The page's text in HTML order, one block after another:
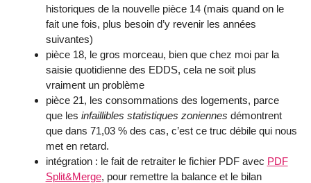
historiques de la nouvelle pièce 14 (mais quand on le
fait une fois, plus besoin d’y revenir les années
suivantes)
pièce 18, le gros morceau, bien que chez moi par la
saisie quotidienne des EDDS, cela ne soit plus
vraiment un problème
pièce 21, les consommations des logements, parce
que les infaillibles statistiques zoniennes démontrent
que dans 71,03 % des cas, c’est ce truc débile qui nous
met en retard.
intégration : le fait de retraiter le fichier PDF avec PDF
Split&Merge, pour remettre la balance et le bilan